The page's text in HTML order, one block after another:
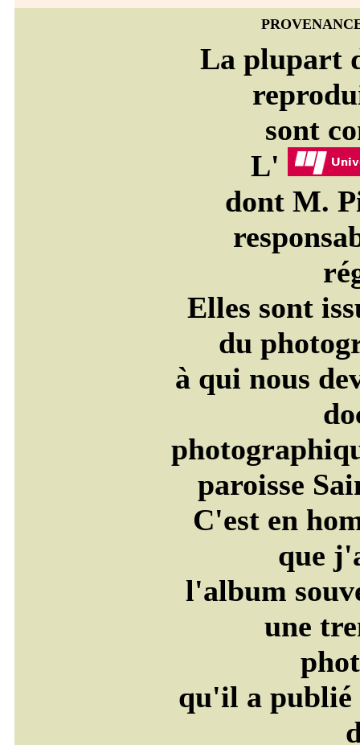
La plupart
sont
L'
dont M.
Elles sont
du
à qui nous
paroisse
C'est en
que
l'album
une
qu'il a publié